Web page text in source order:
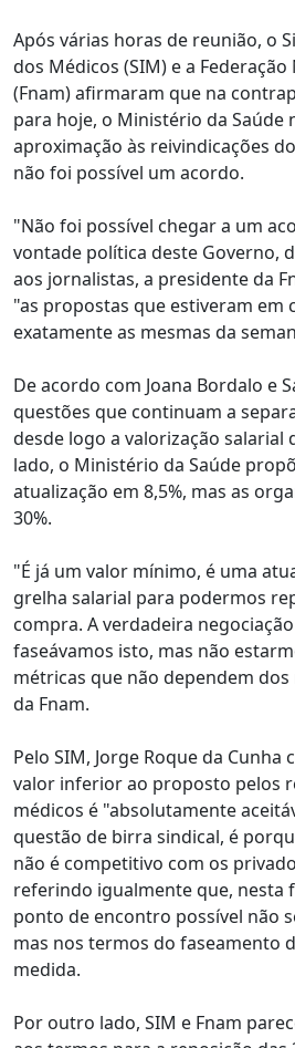
Após várias horas de reunião, o
dos Médicos (SIM) e a
(Fnam) afirmaram que na
para hoje, o Ministério da Saúde
aproximação às reivindicações
não foi possível um acordo.
"Não foi possível chegar a um
vontade política deste Governo,
aos jornalistas, a presidente da
"as propostas que estiveram em
exatamente as mesmas da
De acordo com Joana Bordalo e
questões que continuam a
desde logo a valorização salarial
lado, o Ministério da Saúde
atualização em 8,5%, mas as
30%.
"É já um valor mínimo, é uma
grelha salarial para podermos
compra. A verdadeira
faseávamos isto, mas não
métricas que não dependem
da Fnam.
Pelo SIM, Jorge Roque da
valor inferior ao proposto pelos
médicos é "absolutamente
questão de birra sindical, é
não é competitivo com os
referindo igualmente que, nesta
ponto de encontro possível não
mas nos termos do faseamento
medida.
Por outro lado, SIM e Fnam